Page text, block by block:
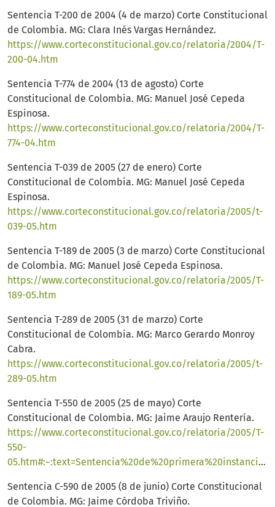
Sentencia T-200 de 2004 (4 de marzo) Corte Constitucional
de Colombia. MG: Clara Inés Vargas Hernández.
https://www.corteconstitucional.gov.co/relatoria/2004/T-
200-04.htm
Sentencia T-774 de 2004 (13 de agosto) Corte
Constitucional de Colombia. MG: Manuel José Cepeda
Espinosa.
https://www.corteconstitucional.gov.co/relatoria/2004/T-
774-04.htm
Sentencia T-039 de 2005 (27 de enero) Corte
Constitucional de Colombia. MG: Manuel José Cepeda
Espinosa.
https://www.corteconstitucional.gov.co/relatoria/2005/t-
039-05.htm
Sentencia T-189 de 2005 (3 de marzo) Corte Constitucional
de Colombia. MG: Manuel José Cepeda Espinosa.
https://www.corteconstitucional.gov.co/relatoria/2005/T-
189-05.htm
Sentencia T-289 de 2005 (31 de marzo) Corte
Constitucional de Colombia. MG: Marco Gerardo Monroy
Cabra.
https://www.corteconstitucional.gov.co/relatoria/2005/t-
289-05.htm
Sentencia T-550 de 2005 (25 de mayo) Corte
Constitucional de Colombia. MG: Jaime Araujo Rentería.
https://www.corteconstitucional.gov.co/relatoria/2005/T-
550-
05.htm#:~:text=Sentencia%20de%20primera%20instancia&text=%E2%80%9CNO%20CONCEDER%20la%20acci%C3%B3n%20de,de%20los%20hijos%20del%20accionante%E2%80%9D
Sentencia C-590 de 2005 (8 de junio) Corte Constitucional
de Colombia. MG: Jaime Córdoba Triviño.